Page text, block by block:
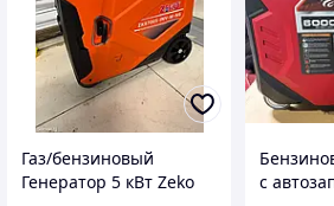
Газ/бензиновый
Генератор 5 кВт Zeko
с